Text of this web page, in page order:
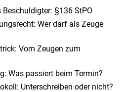
§136 StPO
Wer darf als Zeuge
Vom Zeugen zum
Was passiert beim Termin?
Unterschreiben oder nicht?